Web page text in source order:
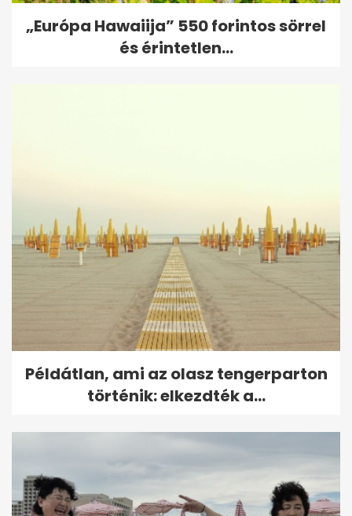
„Európa Hawaiija” 550 forintos sörrel
és érintetlen...
Példátlan, ami az olasz tengerparton
történik: elkezdték a...